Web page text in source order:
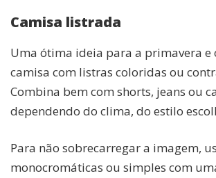
Camisa listrada
Uma ótima ideia para a primavera e
camisa com listras coloridas ou
Combina bem com shorts, jeans ou
dependendo do clima, do estilo
Para não sobrecarregar a imagem,
monocromáticas ou simples com